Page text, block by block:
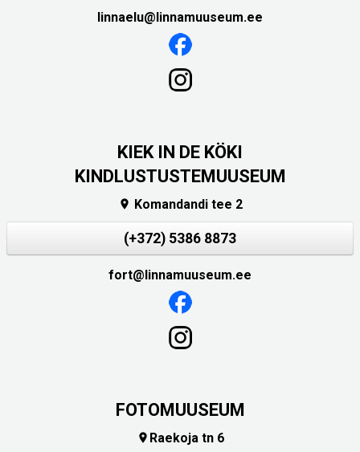
linnaelu@linnamuuseum.ee
KIEK IN DE KÖKI
KINDLUSTUSTEMUUSEUM
 Komandandi tee 2
(+372) 5386 8873
fort@linnamuuseum.ee
FOTOMUUSEUM
 Raekoja tn 6